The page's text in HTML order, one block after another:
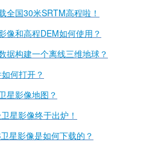
全国30米SRTM高程啦！
像和高程DEM如何使用？
据构建一个离线三维地球？
何打开？
星影像地图？
星影像终于出炉！
星影像是如何下载的？